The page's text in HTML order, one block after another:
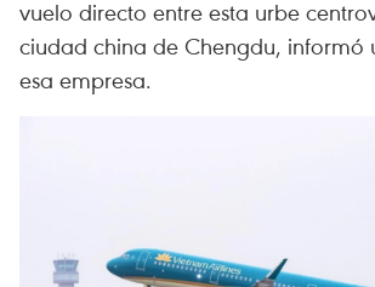
vuelo directo entre esta urbe
ciudad china de Chengdu, informó
esa empresa.